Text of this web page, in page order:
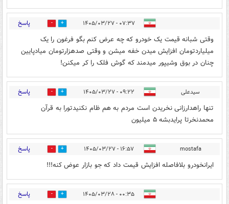
۰۷:۳۷ - ۱۴۰۵/۰۳/۲۷ 45 پاسخ
وقتی شبانه قیمت یک خودرو که چه عرض کنم بگو فرغون را یک
میلیاردتومان افزایش میدن خفه میشن و وقتی صدهزارتومان میادپایین
چنان در بوق وشیپور میدمند که گوش فلک را کر میکنن!
سیدعلی ۰۹:۲۲ - ۱۴۰۵/۰۳/۲۷ 0 پاسخ
تنها راهدارزانی نخریدن است مردم به هم ظام نکنیدتورا به قرآن
محمدنخرتا پرایدبشه ۵ میلیون
mostafa ۱۶:۵۷ - ۱۴۰۵/۰۳/۲۷ 0 پاسخ
ایرانخودرو بلافاصله افزایش قیمت داد که جو بازار عوض کنه!!!
۰۰:۳۵ - ۱۴۰۵/۰۳/۲۸ 0 پاسخ